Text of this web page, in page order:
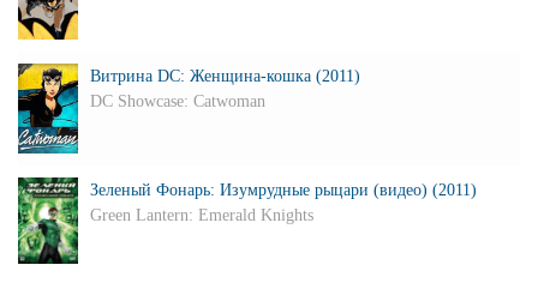
Витрина DC: Женщина-кошка (2011)
DC Showcase: Catwoman
Зеленый Фонарь: Изумрудные рыцари (видео) (2011)
Green Lantern: Emerald Knights